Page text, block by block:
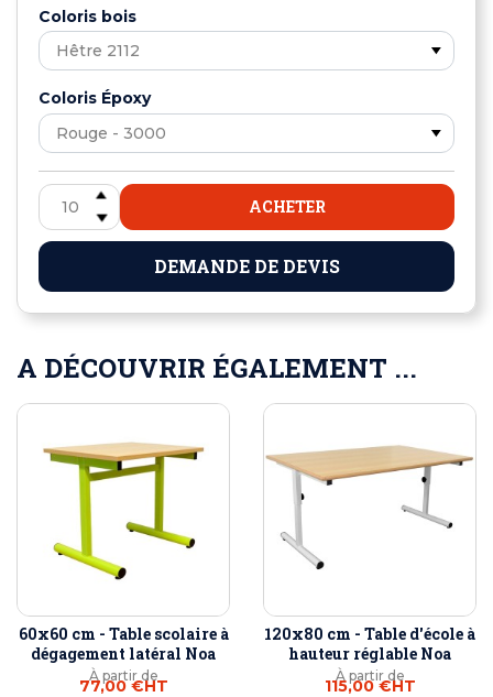
Coloris bois
Coloris Époxy
ACHETER
DEMANDE DE DEVIS
A DÉCOUVRIR ÉGALEMENT ...
60x60 cm - Table scolaire à
dégagement latéral Noa
À partir de
77,00 €HT
120x80 cm - Table d'école à
hauteur réglable Noa
À partir de
115,00 €HT